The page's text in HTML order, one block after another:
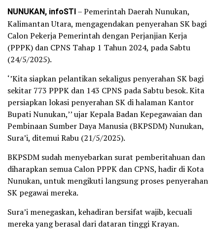
NUNUKAN, infoSTI– Pemerintah Daerah Nunukan,
Kalimantan Utara, mengagendakan penyerahan SK bagi
Calon Pekerja Pemerintah dengan Perjanjian Kerja
(PPPK) dan CPNS Tahap 1 Tahun 2024, pada Sabtu
(24/5/2025).
‘’Kita siapkan pelantikan sekaligus penyerahan SK bagi
sekitar 773 PPPK dan 143 CPNS pada Sabtu besok. Kita
persiapkan lokasi penyerahan SK di halaman Kantor
Bupati Nunukan,’’ ujar Kepala Badan Kepegawaian dan
Pembinaan Sumber Daya Manusia (BKPSDM) Nunukan,
Sura’i, ditemui Rabu (21/5/2025).
BKPSDM sudah menyebarkan surat pemberitahuan dan
diharapkan semua Calon PPPK dan CPNS, hadir di Kota
Nunukan, untuk mengikuti langsung proses penyerahan
SK pegawai mereka.
Sura’i menegaskan, kehadiran bersifat wajib, kecuali
mereka yang berasal dari dataran tinggi Krayan.